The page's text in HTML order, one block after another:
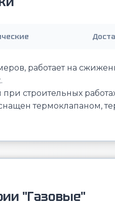
работает на
строительных
термоклапаном,
"Газовые"